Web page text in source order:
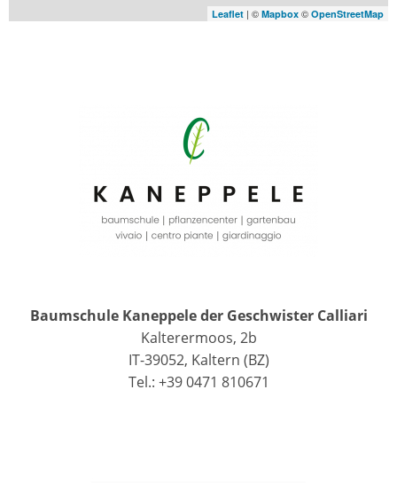
Leaflet | © Mapbox © OpenStreetMap
Baumschule Kaneppele der Geschwister Calliari
Kalterermoos, 2b
IT-39052, Kaltern (BZ)
Tel.: +39 0471 810671